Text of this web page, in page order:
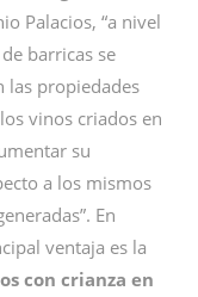
Palacios, “a nivel
barricas se
las propiedades
vinos criados en
su
a los mismos
En
ventaja es la
con crianza en